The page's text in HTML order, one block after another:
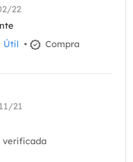
22
Útil •
Compra
21
verificada